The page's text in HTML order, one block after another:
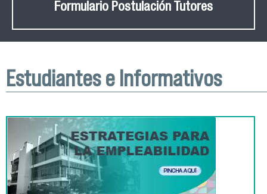
Formulario Postulación Tutores
Estudiantes e Informativos